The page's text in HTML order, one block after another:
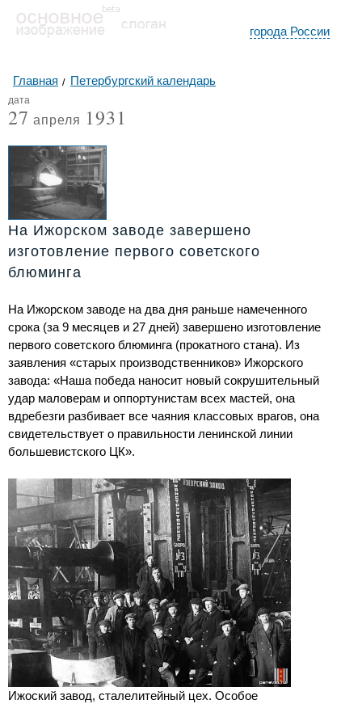
города России
Главная Петербургский календарь
дата
27 апреля 1931
На Ижорском заводе завершено
изготовление первого советского
блюминга
На Ижорском заводе на два дня раньше намеченного
срока (за 9 месяцев и 27 дней) завершено изготовление
первого советского блюминга (прокатного стана). Из
заявления «старых производственников» Ижорского
завода: «Наша победа наносит новый сокрушительный
удар маловерам и оппортунистам всех мастей, она
вдребезги разбивает все чаяния классовых врагов, она
свидетельствует о правильности ленинской линии
большевистского ЦК».
Ижоский завод, сталелитейный цех. Особое